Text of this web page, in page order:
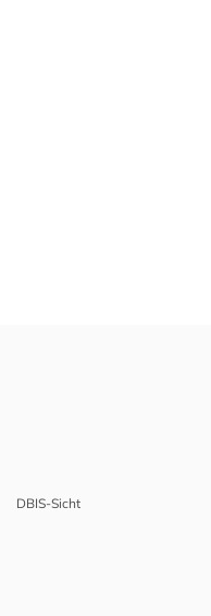
DBIS-Sicht